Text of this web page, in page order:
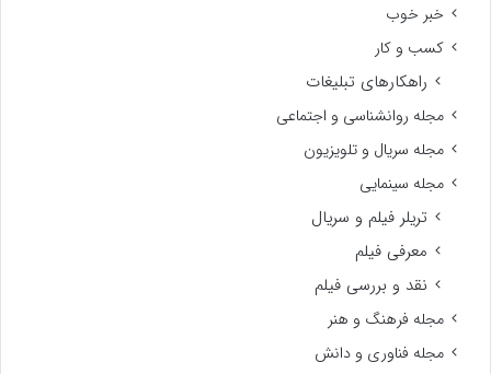
خبر خوب
کسب و کار
راهکارهای تبلیغات
مجله روانشناسی و اجتماعی
مجله سریال و تلویزیون
مجله سینمایی
تریلر فیلم و سریال
معرفی فیلم
نقد و بررسی فیلم
مجله فرهنگ و هنر
مجله فناوری و دانش